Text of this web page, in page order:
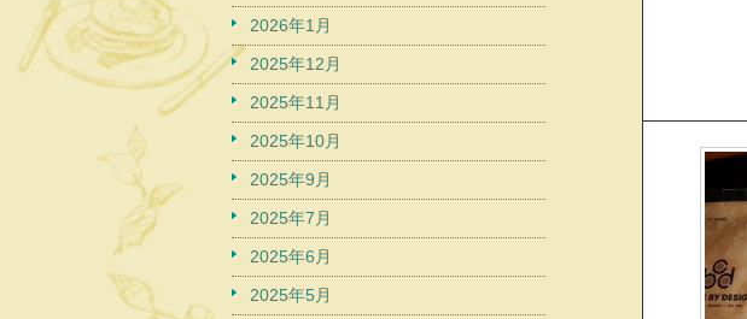
2026年1月
2025年12月
2025年11月
2025年10月
2025年9月
2025年7月
2025年6月
2025年5月